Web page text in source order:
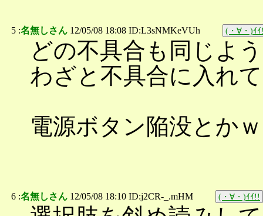
5 :名無しさん 12/05/08 18:08 ID:L3sNMKeVUh (・∀・)ｲ
どの不具合も同じよ
わざと不具合に入れ
電源ボタン陥没とか
6 :名無しさん 12/05/08 18:10 ID:j2CR-_.mHM (・∀・)ｲｲ!!